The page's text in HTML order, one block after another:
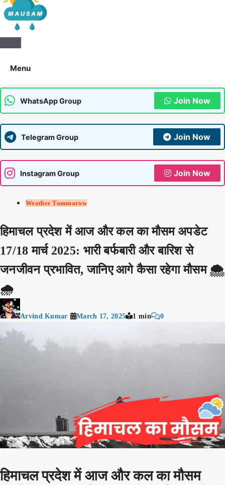
Aaj Ka Mausam | आज का
मौसम | कल का मौसम की जानकारी
सबसे पहले
Menu
WhatsApp Group Join Now
Telegram Group Join Now
Instagram Group Join Now
Weather Tommarow
हिमाचल प्रदेश में आज और कल का मौसम अपडेट
17/18 मार्च 2025: भारी बर्फबारी और बारिश से
जनजीवन प्रभावित, जानिए आगे कैसा रहेगा मौसम 🌨️
🌧️
Arvind Kumar March 17, 2025 1 min 0
हिमाचल प्रदेश में आज और कल का मौसम